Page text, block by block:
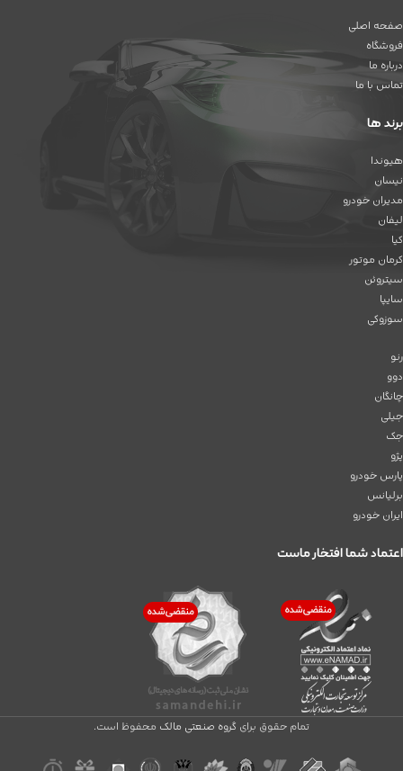
صفحه اصلی
فروشگاه
درباره ما
تماس با ما
برند ها
هیوندا
نیسان
مدیران خودرو
لیفان
کیا
کرمان موتور
سیتروئن
سایپا
سوزوکی
رنو
دوو
چانگان
جیلی
جک
پژو
پارس خودرو
برلیانس
ایران خودرو
اعتماد شما افتخار ماست
تمام حقوق برای گروه صنعتی مالک محفوظ است.